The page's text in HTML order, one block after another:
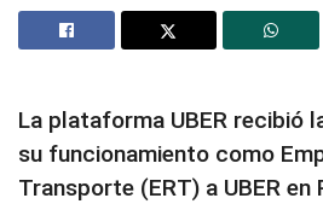
La plataforma UBER recibió
su funcionamiento como
Transporte (ERT) a UBER